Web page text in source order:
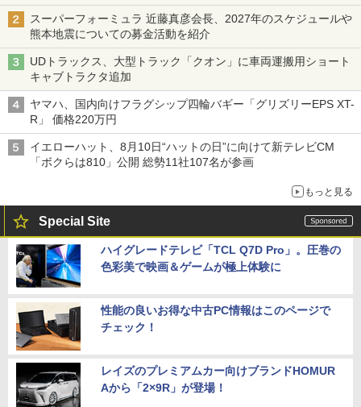
スーパーフォーミュラ 近藤真彦会長、2027年のスケジュールや
熊本地震についての募金活動を紹介
UDトラックス、大型トラック「クオン」に車両運搬用ショート
キャブトラクタ追加
ヤマハ、国内向けフラグシップ四輪バギー「グリズリーEPS XT-
R」 価格220万円
イエローハット、8月10日“ハットの日”に向けて新テレビCM
「ボクらは810」公開 総勢11社107名が参画
もっと見る
Special Site
ハイグレードテレビ「TCL Q7D Pro」。圧巻の
色彩美で映画＆ゲームが極上体験に
性能の良いお得な中古PC情報はこのページで
チェック！
レイズのプレミアムカー向けブランドHOMUR
Aから「2×9R」が登場！